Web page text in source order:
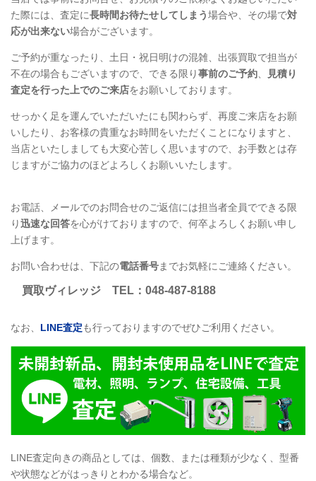
た際には、査定に長時間お待たせしてしまう場合や、その場で対
応が出来ない場合がございます。
ご予約が重なったり、土日・祝日明けの混雑、出張買取で担当が
不在の場合もございますので、できる限り事前のご予約
見積り
査定を行った上でのご来店をお願いしております。
せっかく足を運んでいただいたにも関わらず、再度ご来店をお願
いしたり、お客様の貴重なお時間をいただくことになりますと、
当店といたしましても大変心苦しく思いますので、お手数とは存
じますがご協力のほどよろしくお願いいたします。
お電話、メールでのお問合せのご返信には担当者全員でできる限
り迅速な回答を心がけておりますので、何卒よろしくお願い申し
上げます。
お問い合わせは、下記の電話番号までお気軽にご連絡ください。
買取ヴィレッジ TEL ：048-487-8188
なお、 LINE査定も行っておりますのでぜひご利用ください。
LINE査定向きの商品としては、個数、または種類が少なく、型番
や状態などがはっきりとわかる場合など。